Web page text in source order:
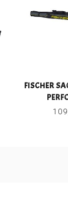
FISCHER